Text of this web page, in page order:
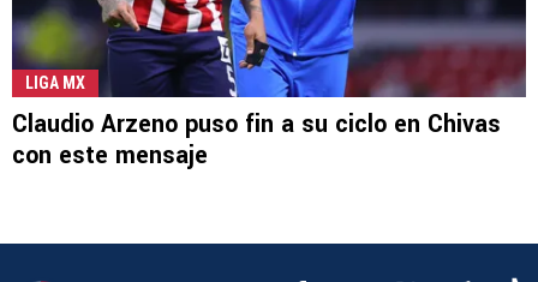
LIGA MX
Claudio Arzeno puso fin a su ciclo en Chivas
con este mensaje